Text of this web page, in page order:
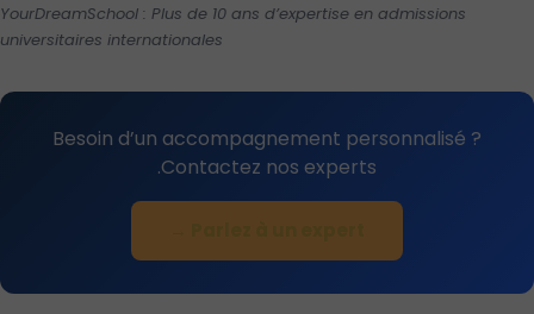
YourDreamSchool : Plus de 10 ans d’expertise en admissions
universitaires internationales
Besoin d’un accompagnement personnalisé ?
Contactez nos experts.